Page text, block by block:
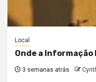
Local
Onde a Informação
3 semanas atrás